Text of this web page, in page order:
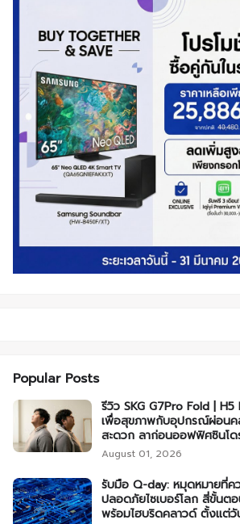
Popular Posts
รีวิว SKG G7Pro Fold |
เพื่อสุขภาพกับอุปกรณ์ผ่อนค
สะดวก ลาก่อนออฟฟิศซินโด
August 01, 2026
รับมือ Q-day: หมุดหมายที่
ปลอดภัยไซเบอร์โลก สี่ขั้นต
พร้อมไฮบริดคลาวด์ ตั้งแต่